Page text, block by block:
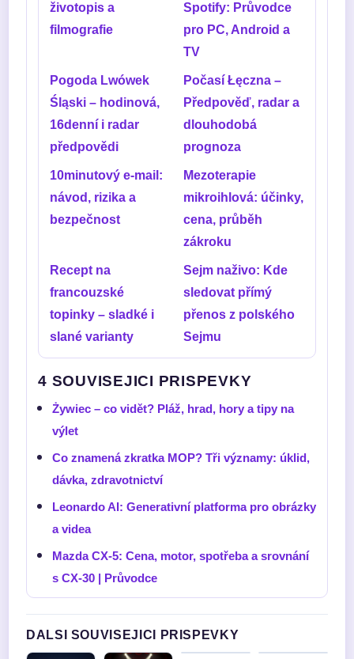
životopis a
filmografie
Spotify: Průvodce
pro PC, Android a
TV
Pogoda Lwówek
Śląski – hodinová,
16denní i radar
předpovědi
Počasí Łęczna –
Předpověď, radar a
dlouhodobá
prognoza
10minutový e-mail:
návod, rizika a
bezpečnost
Mezoterapie
mikroihlová: účinky,
cena, průběh
zákroku
Recept na
francouzské
topinky – sladké i
slané varianty
Sejm naživo: Kde
sledovat přímý
přenos z polského
Sejmu
4 SOUVISEJICI PRISPEVKY
Żywiec – co vidět? Pláž, hrad, hory a tipy na
výlet
Co znamená zkratka MOP? Tři významy: úklid,
dávka, zdravotnictví
Leonardo AI: Generativní platforma pro obrázky
a videa
Mazda CX-5: Cena, motor, spotřeba a srovnání
s CX-30 | Průvodce
DALSI SOUVISEJICI PRISPEVKY